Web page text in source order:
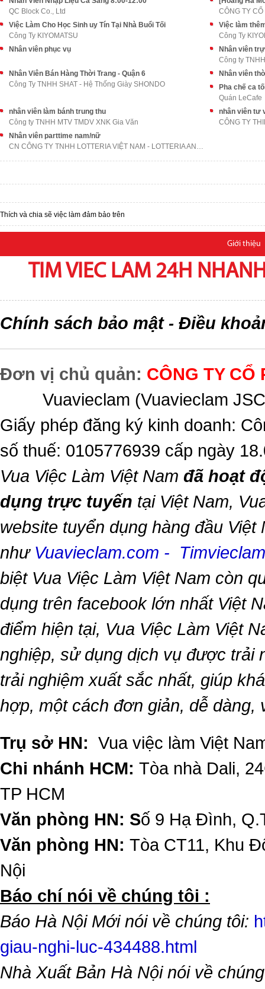
QC Block Co., Ltd
Việc Làm Cho Học Sinh uy Tín Tại Nhà Buổi Tối
Công Ty KIYOMATSU
Việc làm
Công Ty
Nhân viên phục vụ
Nhân viên
Công ty
Nhân Viên Bán Hàng Thời Trang - Quận 6
Công Ty TNHH SHAT - Hệ Thống Giày SHONDO
Nhân viên
Pha chế ca
Quán LeCafe
nhân viên làm bánh trung thu
Công ty TNHH MTV TMDV XNK Gia Văn
nhân viên tư
CÔNG TY
Nhân viên parttime nam/nữ
CN CÔNG TY TNHH LOTTERIA VIỆT NAM - LOTTERIA AN BÌ
Thích và chia sẽ việc làm đảm bảo trên
Giới thiệu
TIM VIEC LAM 24H
Chính sách bảo mật- Điều
Đơn vị chủ quản: CÔNG TY CỔ
Vuavieclam (Vuavieclam
Giấy phép đăng ký kinh doanh:
số thuế: 0105776939 cấp ngày
Vua Việc Làm Việt Nam đã hoạt
dụng trực tuyến tại Việt Nam,
website tuyển dụng hàng đầu Việt
như Vuavieclam.com -
biệt Vua Việc Làm Việt Nam còn
dụng trên facebook lớn nhất Việt
điểm hiện tại, Vua Việc Làm Việt
nghiệp, sử dụng dịch vụ được trải
trải nghiệm xuất sắc nhất, giúp
hợp, một cách đơn giản, dễ dàng,
Trụ sở HN: Vua việc làm Việt
Chi nhánh HCM: Tòa nhà Dali,
TP HCM
Văn phòng HN: Số 9 Hạ Đình,
Văn phòng HN: Tòa CT11, Khu
Nội
​Báo chí nói về chúng tôi :
Báo Hà Nội Mới nói về chúng tôi:
giau-nghi-luc-434488.html
Nhà Xuất Bản Hà Nội nói về chúng